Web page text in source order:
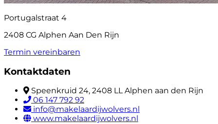
Portugalstraat 4
2408 CG Alphen Aan Den Rijn
Termin vereinbaren
Kontaktdaten
Speenkruid 24, 2408 LL Alphen aan den Rijn
06 147 792 92
info@makelaardijwolvers.nl
www.makelaardijwolvers.nl